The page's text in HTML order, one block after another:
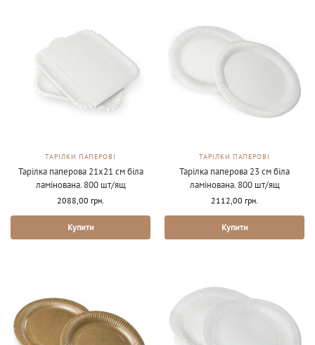
ТАРІЛКИ ПАПЕРОВІ
Тарілка паперова 21х21 см біла
ламінована. 800 шт/ящ
2088,00 грн.
Купити
ТАРІЛКИ ПАПЕРОВІ
Тарілка паперова 23 см біла
ламінована. 800 шт/ящ
2112,00 грн.
Купити